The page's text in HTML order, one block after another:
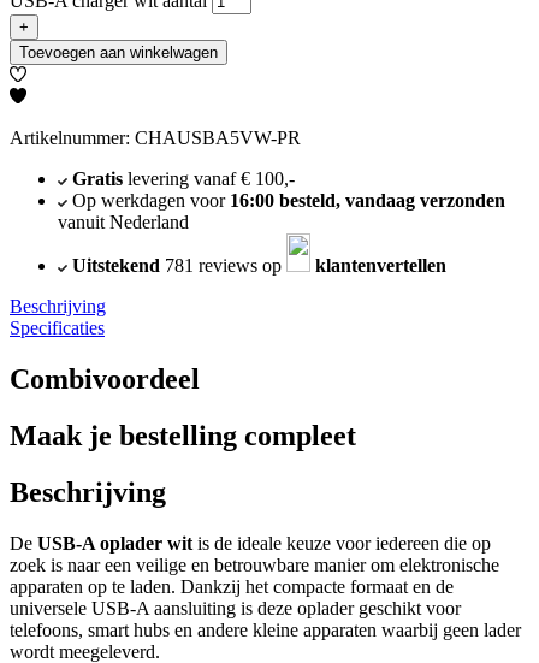
+
Toevoegen aan winkelwagen
Artikelnummer: CHAUSBA5VW-PR
Gratislevering vanaf € 100,-
Op werkdagen voor 16:00 besteld, vandaag verzonden
vanuit Nederland
Uitstekend 781 reviews op
klantenvertellen
Beschrijving
Specificaties
Combivoordeel
Maak je bestelling compleet
Beschrijving
De USB-A oplader wit is de ideale keuze voor iedereen die op
zoek is naar een veilige en betrouwbare manier om elektronische
apparaten op te laden. Dankzij het compacte formaat en de
universele USB-A aansluiting is deze oplader geschikt voor
telefoons, smart hubs en andere kleine apparaten waarbij geen lader
wordt meegeleverd.